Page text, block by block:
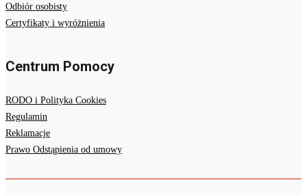
Odbiór osobisty
Certyfikaty i wyróżnienia
Centrum Pomocy
RODO i Polityka Cookies
Regulamin
Reklamacje
Prawo Odstąpienia od umowy